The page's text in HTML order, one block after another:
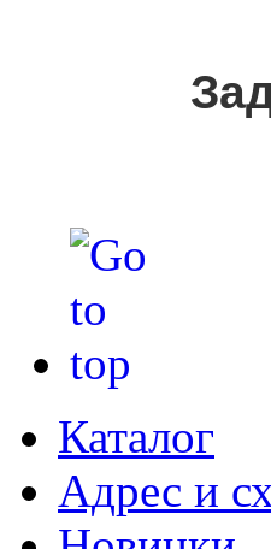
Каталог
Адрес и